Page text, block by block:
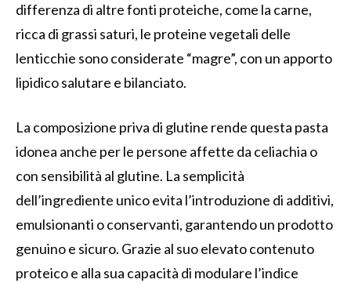
differenza di altre fonti proteiche, come la carne,
ricca di grassi saturi, le proteine vegetali delle
lenticchie sono considerate “magre”, con un apporto
lipidico salutare e bilanciato.
La composizione priva di glutine rende questa pasta
idonea anche per le persone affette da celiachia o
con sensibilità al glutine. La semplicità
dell’ingrediente unico evita l’introduzione di additivi,
emulsionanti o conservanti, garantendo un prodotto
genuino e sicuro. Grazie al suo elevato contenuto
proteico e alla sua capacità di modulare l’indice